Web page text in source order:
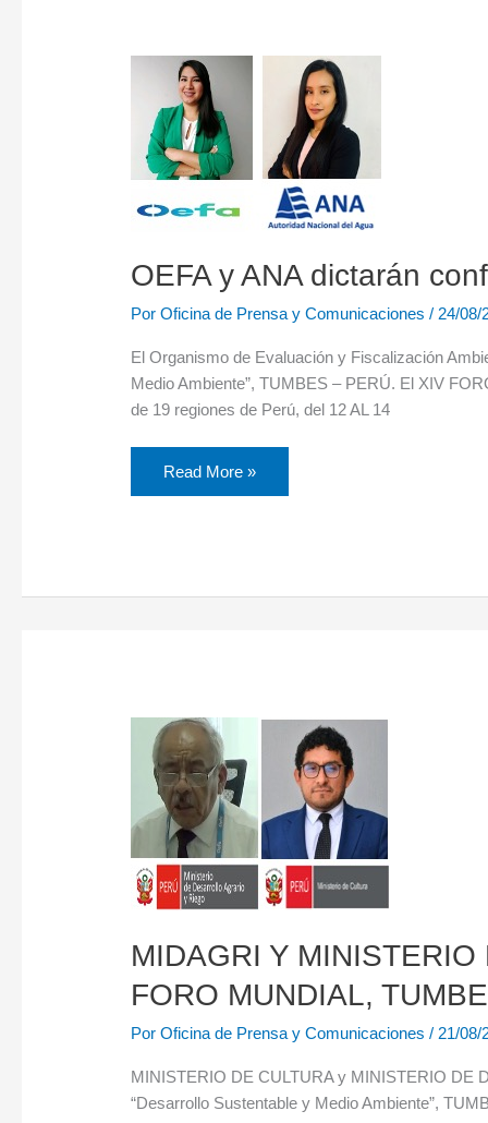
OEFA y ANA dictarán
PorOficina de Prensa y Comunicaciones/ 24/08/
El Organismo de Evaluación y Fiscalización
Medio Ambiente”, TUMBES – PERÚ. El XIV
de 19 regiones de Perú, del 12 AL 14
OEFA
ANA
dictarán
conferencias
en
el
XIV
MUNDIAL,
Read More »
MIDAGRI Y
FORO MUNDIAL,
PorOficina de Prensa y Comunicaciones/ 21/08/
MINISTERIO DE CULTURA y MINISTERIO DE
“Desarrollo Sustentable y Medio Ambiente”,
MIDAGRI
MINISTERIO
DE
CULTURA,
presentarán
cátedra
y
conferencia
en
el
XIV
TUMBES
–
PERÚ